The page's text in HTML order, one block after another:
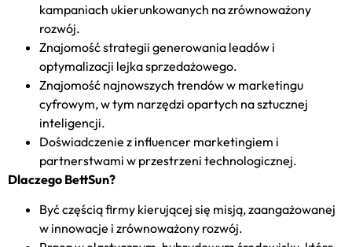
kampaniach ukierunkowanych na zrównoważony
rozwój.
Znajomość strategii generowania leadów i
optymalizacji lejka sprzedażowego.
Znajomość najnowszych trendów w marketingu
cyfrowym, w tym narzędzi opartych na sztucznej
inteligencji.
Doświadczenie z influencer marketingiem i
partnerstwami w przestrzeni technologicznej.
Dlaczego BettSun?
Być częścią firmy kierującej się misją, zaangażowanej
w innowacje i zrównoważony rozwój.